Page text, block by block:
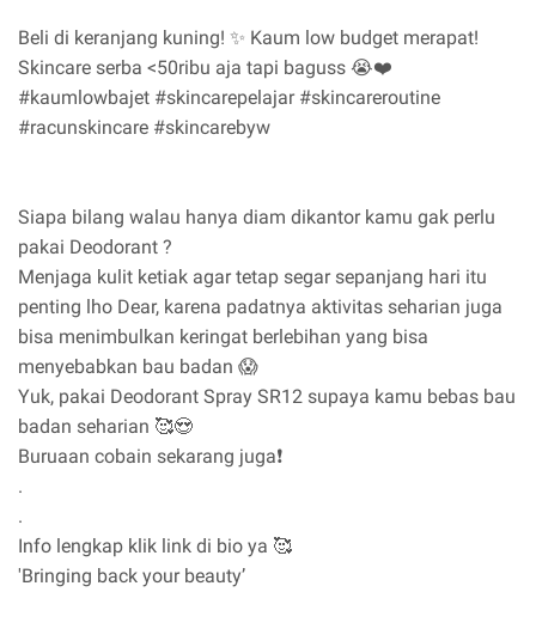
Beli di keranjang kuning! ✨ Kaum low budget merapat!
Skincare serba <50ribu aja tapi baguss 😭❤️
#kaumlowbajet #skincarepelajar #skincareroutine
#racunskincare #skincarebyw
Siapa bilang walau hanya diam dikantor kamu gak perlu
pakai Deodorant ?
Menjaga kulit ketiak agar tetap segar sepanjang hari itu
penting lho Dear, karena padatnya aktivitas seharian juga
bisa menimbulkan keringat berlebihan yang bisa
menyebabkan bau badan 😱
Yuk, pakai Deodorant Spray SR12 supaya kamu bebas bau
badan seharian 🥰😍
Buruaan cobain sekarang juga❗
.
.
Info lengkap klik link di bio ya 🥰
'Bringing back your beauty’